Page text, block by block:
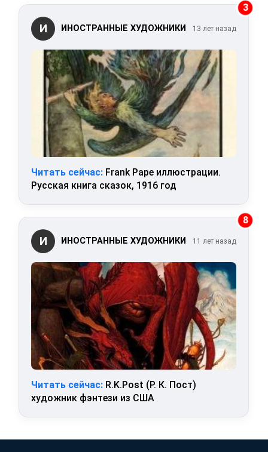
3
И ИНОСТРАННЫЕ ХУДОЖНИКИ 13 лет назад
Читать сейчас: Frank Pape иллюстрации.
Русская книга сказок, 1916 год
8
И ИНОСТРАННЫЕ ХУДОЖНИКИ 11 лет назад
Читать сейчас: R.K.Post (Р. К. Пост)
художник фэнтези из США